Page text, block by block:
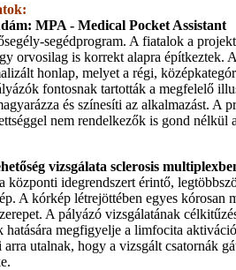
MPA - Medical Pocket Assistant
segédprogram. A fiatalok a
orvosilag is korrekt alapra építkeztek.
honlap, melyet a régi,
fontosnak tartották a megfelelő
és színesíti az alkalmazást. A
nem rendelkezők is gond nélkül
vizsgálata sclerosis
központi idegrendszert érintő,
A kórkép létrejöttében egyes kórosan
A pályázó vizsgálatának
hatására megfigyelje a limfocita
utalnak, hogy a vizsgált csatornák